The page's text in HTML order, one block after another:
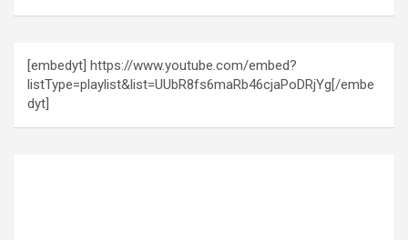
[embedyt] https://www.youtube.com/embed?
listType=playlist&list=UUbR8fs6maRb46cjaPoDRjYg[/embe
dyt]